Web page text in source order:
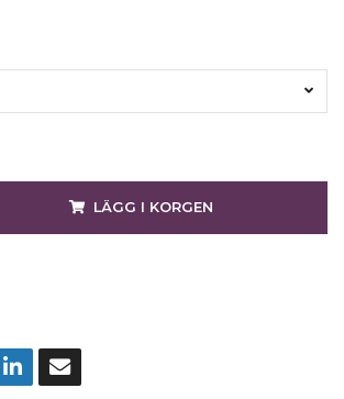
LÄGG I KORGEN